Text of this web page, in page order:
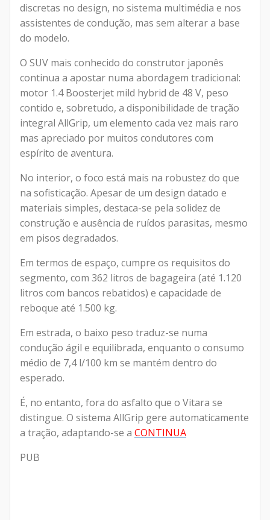
discretas no design, no sistema multimédia e nos
assistentes de condução, mas sem alterar a base
do modelo.
O SUV mais conhecido do construtor japonês
continua a apostar numa abordagem tradicional:
motor 1.4 Boosterjet mild hybrid de 48 V, peso
contido e, sobretudo, a disponibilidade de tração
integral AllGrip, um elemento cada vez mais raro
mas apreciado por muitos condutores com
espírito de aventura.
No interior, o foco está mais na robustez do que
na sofisticação. Apesar de um design datado e
materiais simples, destaca-se pela solidez de
construção e ausência de ruídos parasitas, mesmo
em pisos degradados.
Em termos de espaço, cumpre os requisitos do
segmento, com 362 litros de bagageira (até 1.120
litros com bancos rebatidos) e capacidade de
reboque até 1.500 kg.
Em estrada, o baixo peso traduz-se numa
condução ágil e equilibrada, enquanto o consumo
médio de 7,4 l/100 km se mantém dentro do
esperado.
É, no entanto, fora do asfalto que o Vitara se
distingue. O sistema AllGrip gere automaticamente
a tração, adaptando-se a CONTINUA
PUB